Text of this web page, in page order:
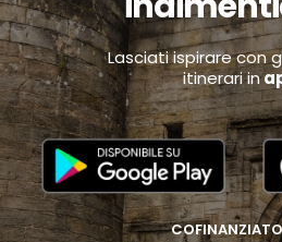
Lasciati ispirare con
itinerari in